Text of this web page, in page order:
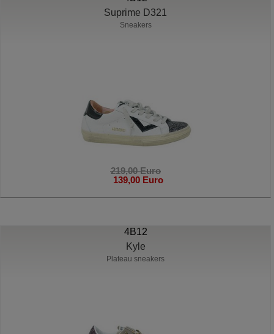
Suprime D321
Sneakers
219,00 Euro
139,00 Euro
4B12
Kyle
Plateau sneakers